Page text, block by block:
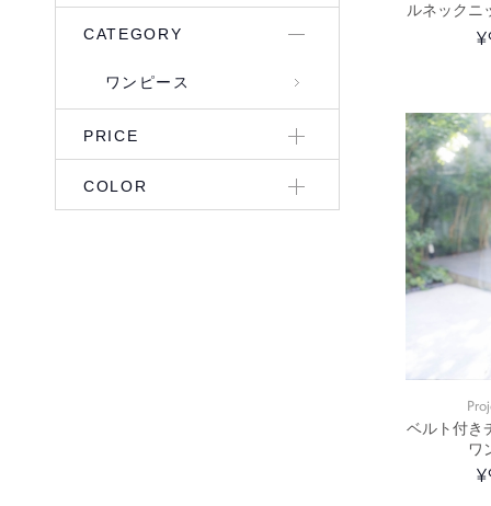
CATEGORY
ワンピース
PRICE
COLOR
ルネックニ
ベルト付き
ワ